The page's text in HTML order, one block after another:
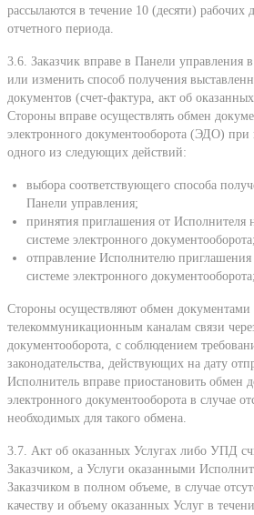
рассылаются в течение 10 (десяти) рабочих
отчетного периода.
3.6. Заказчик вправе в Панели управления
или изменить способ получения
документов (счет-фактура, акт об
Стороны вправе осуществлять обмен
электронного документооборота (ЭДО)
одного из следующих действий:
выбора соответствующего способа
Панели управления;
принятия приглашения от Исполнителя
системе электронного документооборота;
отправление Исполнителю
системе электронного документооборота;
Стороны осуществляют обмен
телекоммуникационным каналам связи
документооборота, с соблюдением
законодательства, действующих на дату
Исполнитель вправе приостановить обмен
электронного документооборота в случае
необходимых для такого обмена.
3.7. Акт об оказанных Услугах либо УПД
Заказчиком, а Услуги оказанными
Заказчиком в полном объеме, в случае
качеству и объему оказанных Услуг в